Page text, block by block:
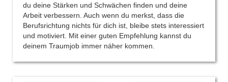
du deine Stärken und Schwächen finden und deine
Arbeit verbessern. Auch wenn du merkst, dass die
Berufsrichtung nichts für dich ist, bleibe stets interessiert
und motiviert. Mit einer guten Empfehlung kannst du
deinem Traumjob immer näher kommen.